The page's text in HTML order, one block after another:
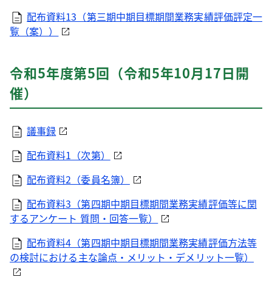
配布資料13（第三期中期目標期間業務実績評価評定一
覧（案））
令和5年度第5回（令和5年10月17日開
催）
議事録
配布資料1（次第）
配布資料2（委員名簿）
配布資料3（第四期中期目標期間業務実績評価等に関
するアンケート 質問・回答一覧）
配布資料4（第四期中期目標期間業務実績評価方法等
の検討における主な論点・メリット・デメリット一覧）